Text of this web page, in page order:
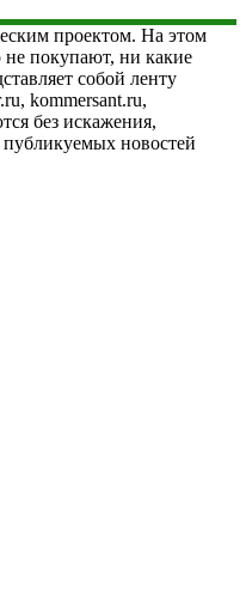
проектом. На этом
не покупают, ни какие
собой ленту
kommersant.ru,
без искажения,
публикуемых новостей